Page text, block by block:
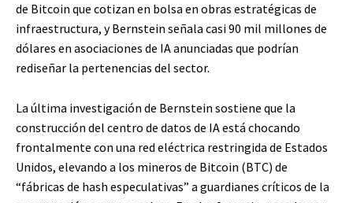
de Bitcoin que cotizan en bolsa en obras estratégicas de
infraestructura, y Bernstein señala casi 90 mil millones de
dólares en asociaciones de IA anunciadas que podrían
rediseñar la pertenencias del sector.
La última investigación de Bernstein sostiene que la
construcción del centro de datos de IA está chocando
frontalmente con una red eléctrica restringida de Estados
Unidos, elevando a los mineros de Bitcoin (BTC) de
“fábricas de hash especulativas” a guardianes críticos de la